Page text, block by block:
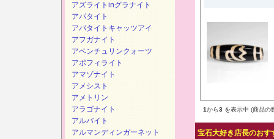
1から3 を表示中 (商品の
宝石大好き店長のおす
アズライトinグラナイト
アパタイト
アパタイトキャッツアイ
アフガナイト
アベンチュリンクォーツ
アポフィライト
アマゾナイト
アメシスト
アメトリン
アラゴナイト
アルバイト
アルマンディンガーネット